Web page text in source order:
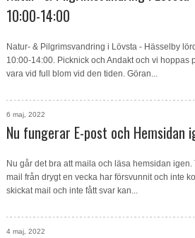
10:00-14:00
Natur- & Pilgrimsvandring i Lövsta - Hässelby
10:00-14:00. Picknick och Andakt och vi hoppas
vara vid full blom vid den tiden. Göran...
6 maj, 2022
Nu fungerar E-post och Hemsidan
Nu går det bra att maila och läsa hemsidan igen.
mail från drygt en vecka har försvunnit och inte
skickat mail och inte fått svar kan...
4 maj, 2022